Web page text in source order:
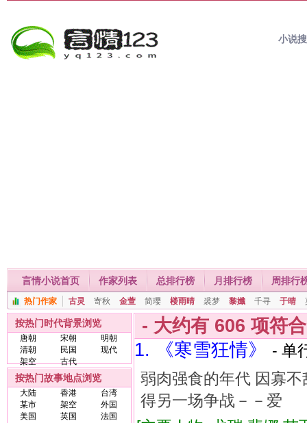
小说
言情小说首页 作家列表 总排行榜 月排行榜 周排行
热门作家 古灵 寄秋 金萱 简璎 楼雨晴 裘梦 黎孅 千寻 于晴
按热门时代背景浏览
唐朝 宋朝
明朝
清朝
民国
现代
架空
古代
按热门故事地点浏览
大陆 香港
台湾
某市
架空
外国
美国
英国
法国
- 大约有 606 项符
1. 《寒雪狂情》
- 单
弱肉强食的年代 因寡
得另一场争战－－爱